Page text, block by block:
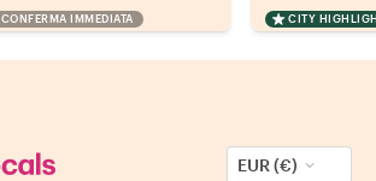
CONFERMA IMMEDIATA CITY
EUR (€)